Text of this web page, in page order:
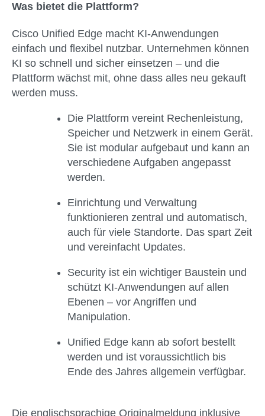
Was bietet die Plattform?
Cisco Unified Edge macht KI-Anwendungen
einfach und flexibel nutzbar. Unternehmen können
KI so schnell und sicher einsetzen – und die
Plattform wächst mit, ohne dass alles neu gekauft
werden muss.
Die Plattform vereint Rechenleistung,
Speicher und Netzwerk in einem Gerät.
Sie ist modular aufgebaut und kann an
verschiedene Aufgaben angepasst
werden.
Einrichtung und Verwaltung
funktionieren zentral und automatisch,
auch für viele Standorte. Das spart Zeit
und vereinfacht Updates.
Security ist ein wichtiger Baustein und
schützt KI-Anwendungen auf allen
Ebenen – vor Angriffen und
Manipulation.
Unified Edge kann ab sofort bestellt
werden und ist voraussichtlich bis
Ende des Jahres allgemein verfügbar.
Die englischsprachige Originalmeldung inklusive